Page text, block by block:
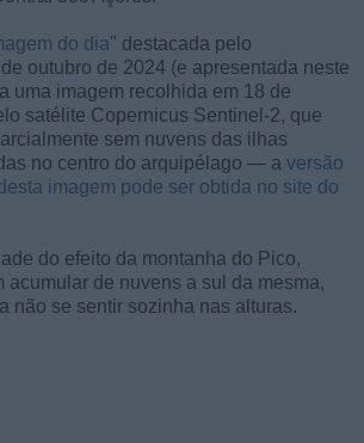
do dia" destacada pelo
outubro de 2024 (e apresentada neste
uma imagem recolhida em 18 de
satélite Copernicus Sentinel-2, que
sem nuvens das ilhas
no centro do arquipélago — a versão
imagem pode ser obtida no site do
do efeito da montanha do Pico,
acumular de nuvens a sul da mesma,
não se sentir sozinha nas alturas.